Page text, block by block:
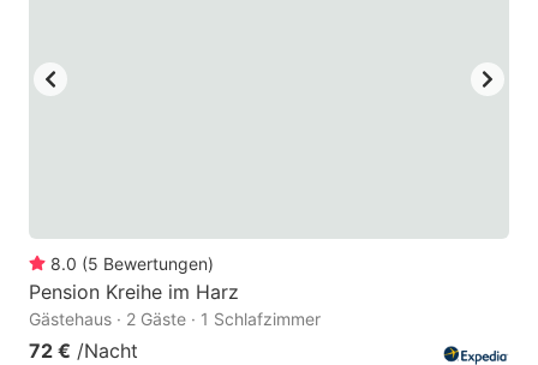
8.0 (5 Bewertungen)
Pension Kreihe im Harz
Gästehaus · 2 Gäste · 1 Schlafzimmer
72 € /Nacht